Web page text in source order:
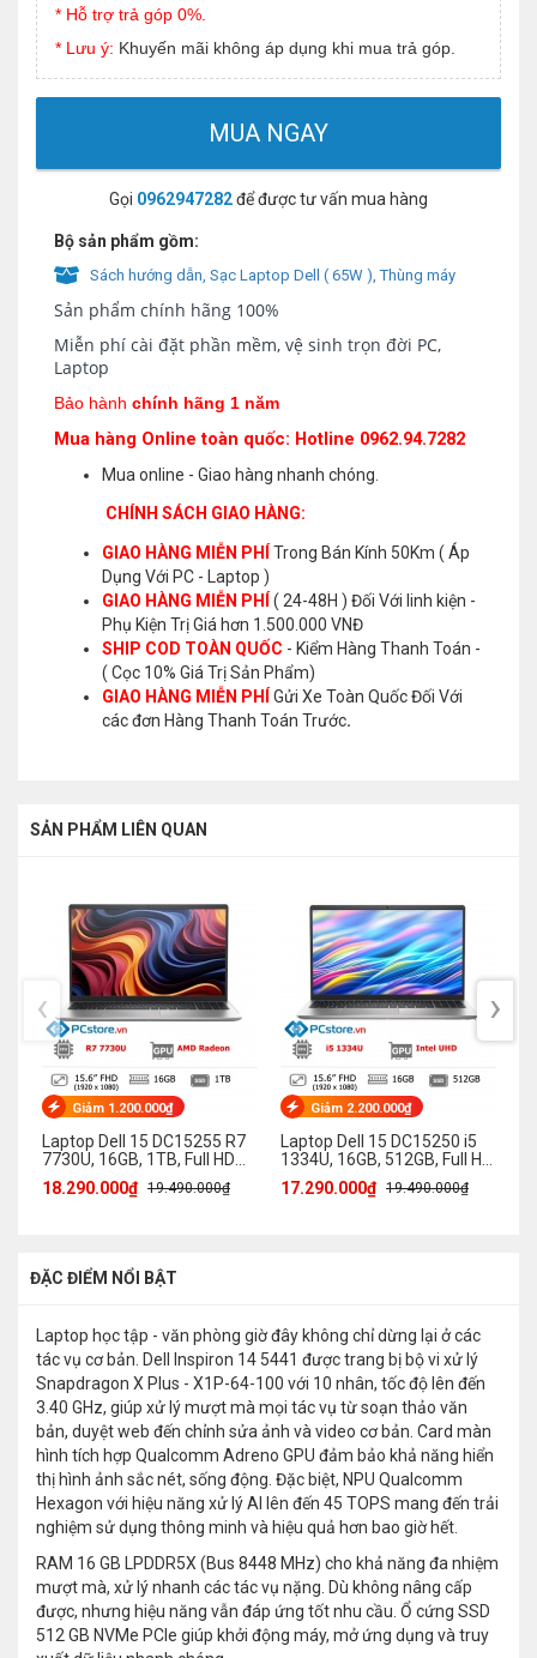
* Hỗ trợ trả góp 0%.
* Lưu ý: Khuyến mãi không áp dụng khi mua trả góp.
MUA NGAY
Gọi 0962947282để được tư vấn mua hàng
Bộ sản phẩm gồm:
Sách hướng dẫn, Sạc Laptop Dell ( 65W ), Thùng máy
Sản phẩm chính hãng 100%
Miễn phí cài đặt phần mềm, vệ sinh trọn đời PC,
Laptop
Bảo hành chính hãng 1 năm
Mua hàng Online toàn quốc: Hotline 0962.94.7282
Mua online - Giao hàng nhanh chóng.
CHÍNH SÁCH GIAO HÀNG:
GIAO HÀNG MIỄN PHÍ
Trong Bán Kính 50Km ( Áp
Dụng Với PC - Laptop )
GIAO HÀNG MIỄN PHÍ
( 24-48H ) Đối Với linh kiện -
Phụ Kiện Trị Giá hơn 1.500.000 VNĐ
SHIP COD TOÀN QUỐC - Kiểm Hàng Thanh Toán -
( Cọc 10% Giá Trị Sản Phẩm)
GIAO HÀNG MIỄN PHÍ
Gửi Xe Toàn Quốc Đối Với
các đơn Hàng Thanh Toán Trước.
SẢN PHẨM LIÊN QUAN
Giảm 1.200.000₫
Laptop Dell 15 DC15255 R7
7730U, 16GB, 1TB, Full HD
120Hz
18.290.000₫ 19.490.000₫
Giảm 2.200.000₫
Laptop Dell 15 DC15250 i5
1334U, 16GB, 512GB, Full HD
120Hz
17.290.000₫ 19.490.000₫
‹ ›
ĐẶC ĐIỂM NỔI BẬT
Laptop học tập - văn phòng giờ đây không chỉ dừng lại ở các
tác vụ cơ bản. Dell Inspiron 14 5441 được trang bị bộ vi xử lý
Snapdragon X Plus - X1P-64-100 với 10 nhân, tốc độ lên đến
3.40 GHz, giúp xử lý mượt mà mọi tác vụ từ soạn thảo văn
bản, duyệt web đến chỉnh sửa ảnh và video cơ bản. Card màn
hình tích hợp Qualcomm Adreno GPU đảm bảo khả năng hiển
thị hình ảnh sắc nét, sống động. Đặc biệt, NPU Qualcomm
Hexagon với hiệu năng xử lý AI lên đến 45 TOPS mang đến trải
nghiệm sử dụng thông minh và hiệu quả hơn bao giờ hết.
RAM 16 GB LPDDR5X (Bus 8448 MHz) cho khả năng đa nhiệm
mượt mà, xử lý nhanh các tác vụ nặng. Dù không nâng cấp
được, nhưng hiệu năng vẫn đáp ứng tốt nhu cầu. Ổ cứng SSD
512 GB NVMe PCIe giúp khởi động máy, mở ứng dụng và truy